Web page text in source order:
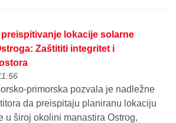
lokacije solarne
Zaštititi integritet i
primorska pozvala je nadležne
da preispitaju planiranu lokaciju
u široj okolini manastira Ostrog,